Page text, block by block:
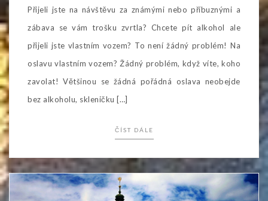
Přijeli jste na návštěvu za známými nebo příbuznými a
zábava se vám trošku zvrtla? Chcete pít alkohol ale
přijeli jste vlastním vozem? To není žádný problém! Na
oslavu vlastním vozem? Žádný problém, když víte, koho
zavolat! Většinou se žádná pořádná oslava neobejde
bez alkoholu, skleničku […]
ČÍST DÁLE